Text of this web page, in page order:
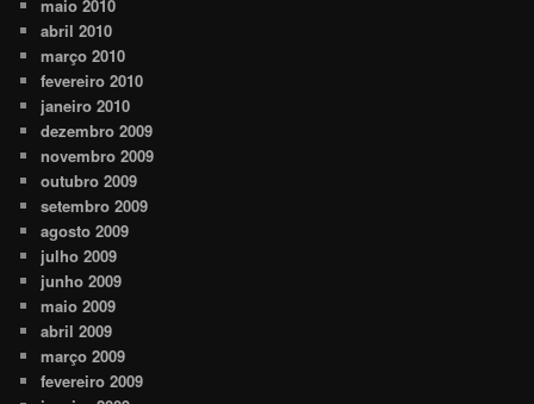
maio 2010
abril 2010
março 2010
fevereiro 2010
janeiro 2010
dezembro 2009
novembro 2009
outubro 2009
setembro 2009
agosto 2009
julho 2009
junho 2009
maio 2009
abril 2009
março 2009
fevereiro 2009